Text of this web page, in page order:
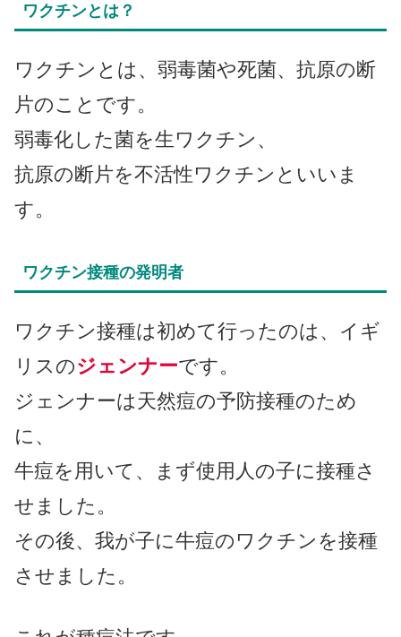
ワクチンとは？
ワクチンとは、弱毒菌や死菌、抗原の断
片のことです。
弱毒化した菌を生ワクチン、
抗原の断片を不活性ワクチンといいま
す。
ワクチン接種の発明者
ワクチン接種は初めて行ったのは、イギ
リスのジェンナーです。
ジェンナーは天然痘の予防接種のため
に、
牛痘を用いて、まず使用人の子に接種さ
せました。
その後、我が子に牛痘のワクチンを接種
させました。